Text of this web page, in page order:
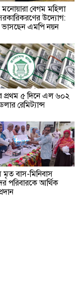
বেগম মহিলা
উদ্যোগ:
ভাসছেন এমপি নয়ন
প্রথম ৫ দিনে এল ৬০২
রেমিট্যান্স
মৃত বাস-মিনিবাস
পরিবারকে আর্থিক